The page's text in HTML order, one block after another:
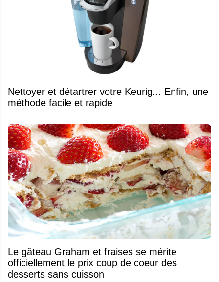
Nettoyer et détartrer votre Keurig... Enfin, une
méthode facile et rapide
Le gâteau Graham et fraises se mérite
officiellement le prix coup de coeur des
desserts sans cuisson